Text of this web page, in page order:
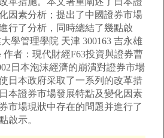
因素分析；提出了中國證券市場
行了分析，同時總結了幾點啟
學管理學院 天津 300163 吉永雄
者：現代財經F63投資與證券曹
日本泡沫經濟的崩潰對證券市場
日本政府采取了一系列的改革措
本證券市場發展特點及變化因素
市場現狀中存在的問題并進行了
啟示。